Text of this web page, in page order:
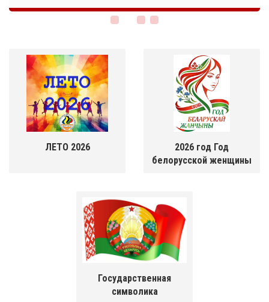
ЛЕТО 2026
2026 год Год
белорусской женщины
Государственная
символика